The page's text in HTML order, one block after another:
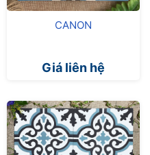
CANON
Giá liên hệ